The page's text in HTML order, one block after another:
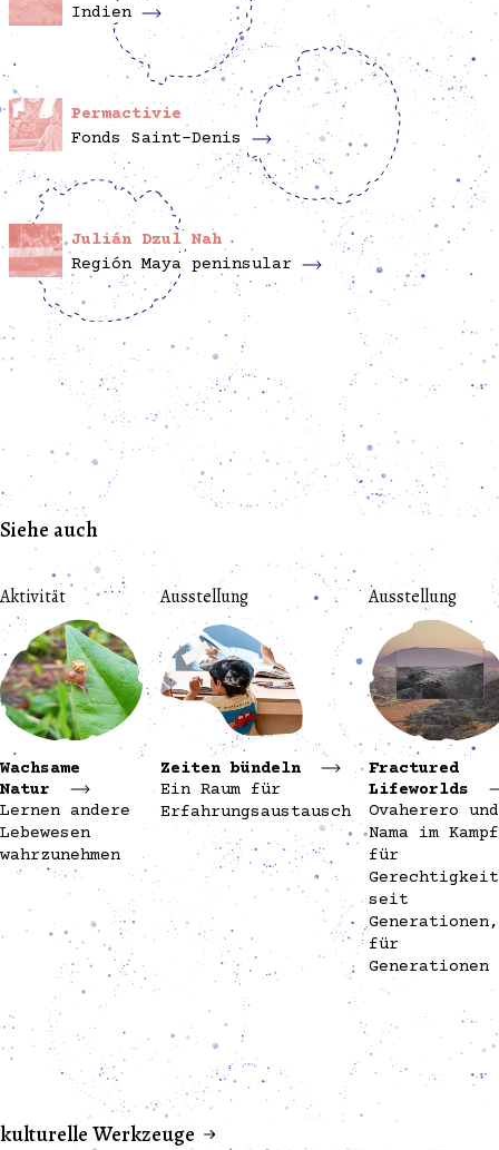
Indien
Permactivie
Fonds Saint-Denis
Julián Dzul Nah
Región Maya peninsular
Siehe auch
Aktivität
Wachsame
Natur
Lernen andere
Lebewesen
wahrzunehmen
Ausstellung
Zeiten bündeln
Ein Raum für
Erfahrungsaustausch
Ausstellung
Fractured
Lifeworlds
Ovaherero und
Nama im Kampf
für
Gerechtigkeit
seit
Generationen,
für
Generationen
kulturelle Werkzeuge